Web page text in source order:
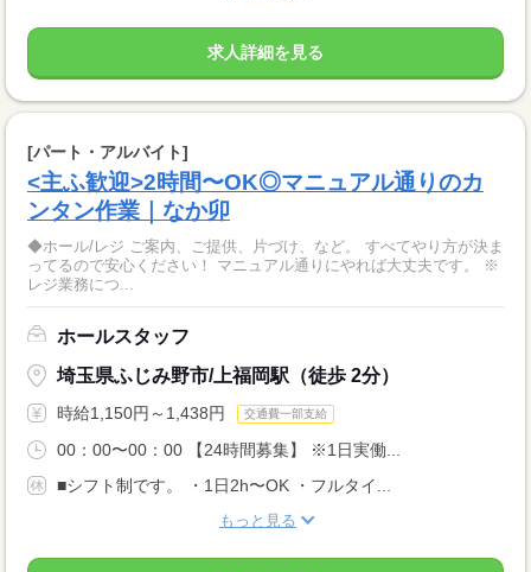
求人詳細を見る
[パート・アルバイト]
<主ふ歓迎>2時間〜OK◎マニュアル通りのカ
ンタン作業｜なか卯
◆ホール/レジ ご案内、ご提供、片づけ、など。 すべてやり方が決ま
ってるので安心ください！ マニュアル通りにやれば大丈夫です。 ※
レジ業務につ...
ホールスタッフ
埼玉県ふじみ野市/上福岡駅（徒歩 2分）
時給1,150円～1,438円 交通費一部支給
00：00〜00：00 【24時間募集】 ※1日実働...
■シフト制です。 ・1日2h〜OK ・フルタイ...
もっと見る